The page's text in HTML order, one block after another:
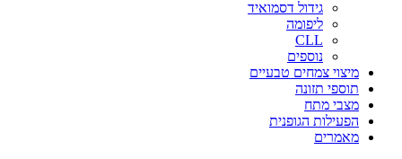
גידול דסמואיד
ליפומה
CLL
נוספים
מיצוי צמחים טבעיים
תוספי תזונה
מצבי מתח
הפעילות הגופנית
מאמרים